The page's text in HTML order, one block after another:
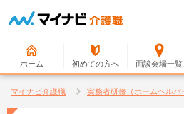
ホーム 初めての方へ 面談会場一覧
マイナビ介護職 実務者研修（ホームヘルパ